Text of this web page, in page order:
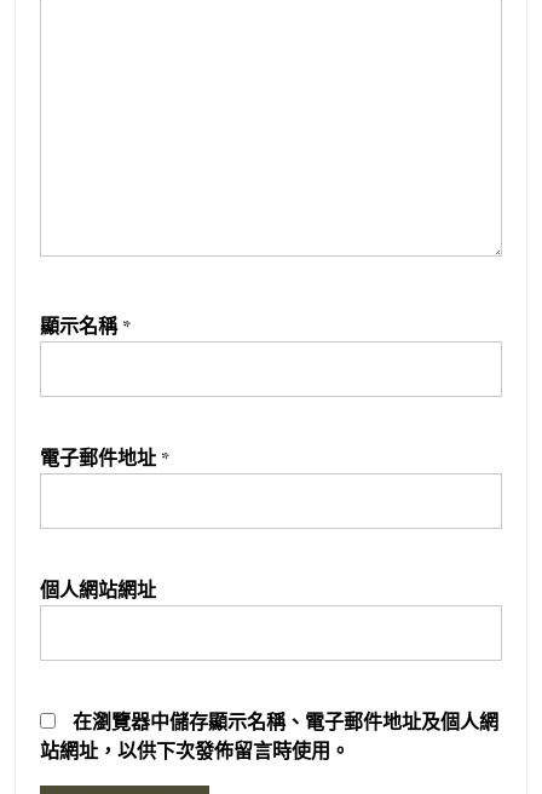
顯示名稱 *
電子郵件地址 *
個人網站網址
在瀏覽器中儲存顯示名稱、電子郵件地址及個人網
站網址，以供下次發佈留言時使用。